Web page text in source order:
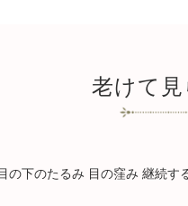
老けて
の下のたるみ 目の窪み 継続す